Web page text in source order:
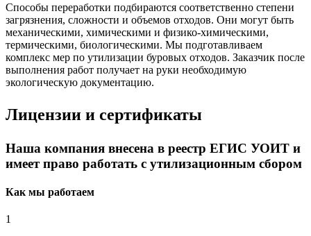
Способы переработки подбираются соответственно степени
загрязнения, сложности и объемов отходов. Они могут быть
механическими, химическими и физико-химическими,
термическими, биологическими. Мы подготавливаем
комплекс мер по утилизации буровых отходов. Заказчик после
выполнения работ получает на руки необходимую
экологическую документацию.
Лицензии и сертификаты
Наша компания внесена в реестр ЕГИС УОИТ и
имеет право работать с утилизационным сбором
Как мы работаем
1